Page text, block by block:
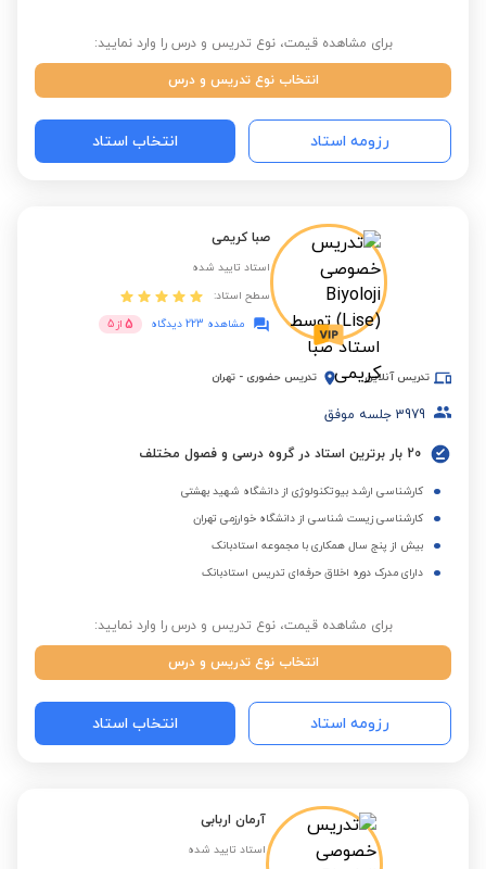
برای مشاهده قیمت، نوع تدریس و درس را وارد نمایید:
انتخاب نوع تدریس و درس
رزومه استاد انتخاب استاد
صبا کریمی
استاد تایید شده
سطح استاد:
مشاهده 223 دیدگاه
5 از 5
تدریس آنلاین تدریس حضوری - تهران
3979 جلسه موفق
20 بار برترین استاد در گروه درسی و فصول مختلف
کارشناسی ارشد بیوتکنولوژی از دانشگاه شهید بهشتی
کارشناسی زیست شناسی از دانشگاه خوارزمی تهران
بیش از پنج سال همکاری با مجموعه استادبانک
دارای مدرک دوره اخلاق حرفه‌ای تدریس استادبانک
برای مشاهده قیمت، نوع تدریس و درس را وارد نمایید:
انتخاب نوع تدریس و درس
رزومه استاد انتخاب استاد
آرمان اربابی
استاد تایید شده